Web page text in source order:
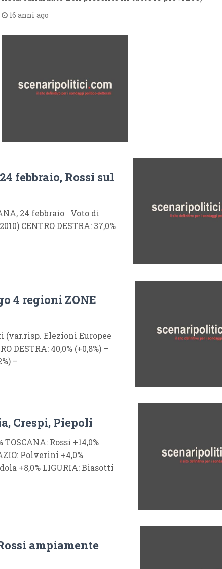
16 anni ago
febbraio, Rossi sul
24 febbraio Voto di
CENTRO DESTRA: 37,0%
4 regioni ZONE
(var.risp. Elezioni Europee
DESTRA: 40,0% (+0,8%) –
–
Crespi, Piepoli
TOSCANA: Rossi +14,0%
Polverini +4,0%
+8,0% LIGURIA: Biasotti
ampiamente